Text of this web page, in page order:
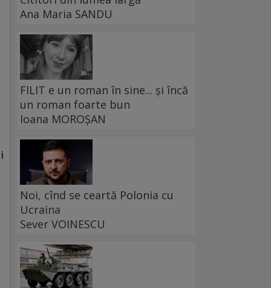
Ana Maria SANDU
FILIT e un roman în sine... și încă
un roman foarte bun
Ioana MOROȘAN
Noi, cînd se ceartă Polonia cu
Ucraina
Sever VOINESCU